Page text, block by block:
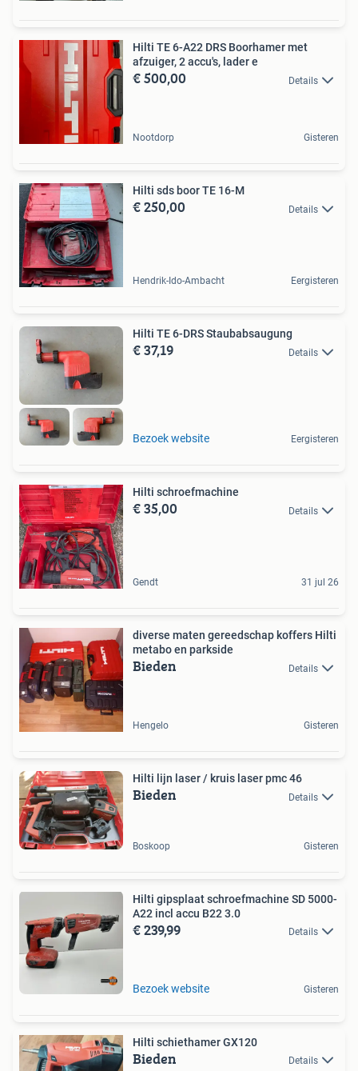
Hilti TE 6-A22 DRS Boorhamer met
afzuiger, 2 accu's, lader e
€ 500,00 Details
Nootdorp Gisteren
Hilti sds boor TE 16-M
€ 250,00 Details
Hendrik-Ido-Ambacht Eergisteren
Hilti TE 6-DRS Staubabsaugung
€ 37,19 Details
Bezoek website Eergisteren
Hilti schroefmachine
€ 35,00 Details
Gendt 31 jul 26
diverse maten gereedschap koffers Hilti
metabo en parkside
Bieden Details
Hengelo Gisteren
Hilti lijn laser / kruis laser pmc 46
Bieden Details
Boskoop Gisteren
Hilti gipsplaat schroefmachine SD 5000-
A22 incl accu B22 3.0
€ 239,99 Details
Bezoek website Gisteren
Hilti schiethamer GX120
Bieden Details